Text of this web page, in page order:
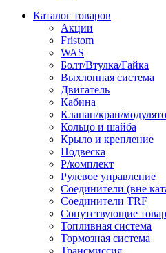
Каталог товаров
Акции
Fristom
WAS
Болт/Втулка/Гайка
Выхлопная система
Двигатель
Кабина
Клапан/кран/
Кольцо и шайба
Крыло и крепление
Подвеска
Р/комплект
Рулевое управление
Соединители (вне
Соединители TRF
Сопутствующие
Топливная система
Тормозная система